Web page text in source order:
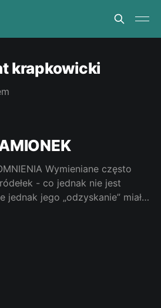
krapkowicki
często
- co jednak nie jest
jednak jego „odzyskanie” miało
dziękczynna modlitwa tutaj